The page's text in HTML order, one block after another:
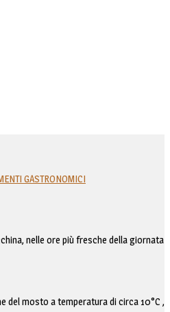
GASTRONOMICI
nelle ore più fresche della giornata
del mosto a temperatura di circa 10°C ,